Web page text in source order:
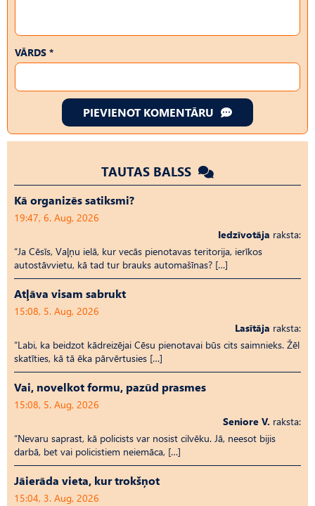
VĀRDS *
PIEVIENOT KOMENTĀRU
TAUTAS BALSS
Kā organizēs satiksmi?
19:47, 6. Aug, 2026
Iedzīvotāja raksta:
“Ja Cēsīs, Vaļņu ielā, kur vecās pienotavas teritorija, ierīkos
autostāvvietu, kā tad tur brauks automašīnas? […]
Atļāva visam sabrukt
15:08, 5. Aug, 2026
Lasītāja raksta:
“Labi, ka beidzot kādreizējai Cēsu pienotavai būs cits saimnieks. Žēl
skatīties, kā tā ēka pārvērtusies […]
Vai, novelkot formu, pazūd prasmes
15:08, 5. Aug, 2026
Seniore V. raksta:
“Nevaru saprast, kā policists var nosist cilvēku. Jā, neesot bijis
darbā, bet vai policistiem neiemāca, […]
Jāierāda vieta, kur trokšņot
15:04, 3. Aug, 2026